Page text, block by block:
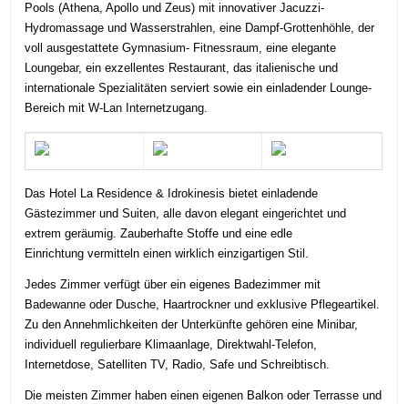
Pools (Athena, Apollo und Zeus) mit innovativer Jacuzzi-
Hydromassage und Wasserstrahlen, eine Dampf-Grottenhöhle, der
voll ausgestattete Gymnasium- Fitnessraum, eine elegante
Loungebar, ein exzellentes Restaurant, das italienische und
internationale Spezialitäten serviert sowie ein einladender Lounge-
Bereich mit W-Lan Internetzugang.
Das Hotel La Residence & Idrokinesis bietet einladende
Gästezimmer und Suiten, alle davon elegant eingerichtet und
extrem geräumig. Zauberhafte Stoffe und eine edle
Einrichtung vermitteln einen wirklich einzigartigen Stil.
Jedes Zimmer verfügt über ein eigenes Badezimmer mit
Badewanne oder Dusche, Haartrockner und exklusive Pflegeartikel.
Zu den Annehmlichkeiten der Unterkünfte gehören eine Minibar,
individuell regulierbare Klimaanlage, Direktwahl-Telefon,
Internetdose, Satelliten TV, Radio, Safe und Schreibtisch.
Die meisten Zimmer haben einen eigenen Balkon oder Terrasse und